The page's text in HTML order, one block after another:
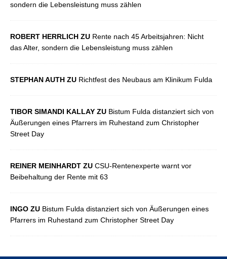
sondern die Lebensleistung muss zählen
ROBERT HERRLICH ZU Rente nach 45 Arbeitsjahren: Nicht
das Alter, sondern die Lebensleistung muss zählen
STEPHAN AUTH ZU Richtfest des Neubaus am Klinikum Fulda
TIBOR SIMANDI KALLAY ZU Bistum Fulda distanziert sich von
Äußerungen eines Pfarrers im Ruhestand zum Christopher
Street Day
REINER MEINHARDT ZU CSU-Rentenexperte warnt vor
Beibehaltung der Rente mit 63
INGO ZU Bistum Fulda distanziert sich von Äußerungen eines
Pfarrers im Ruhestand zum Christopher Street Day